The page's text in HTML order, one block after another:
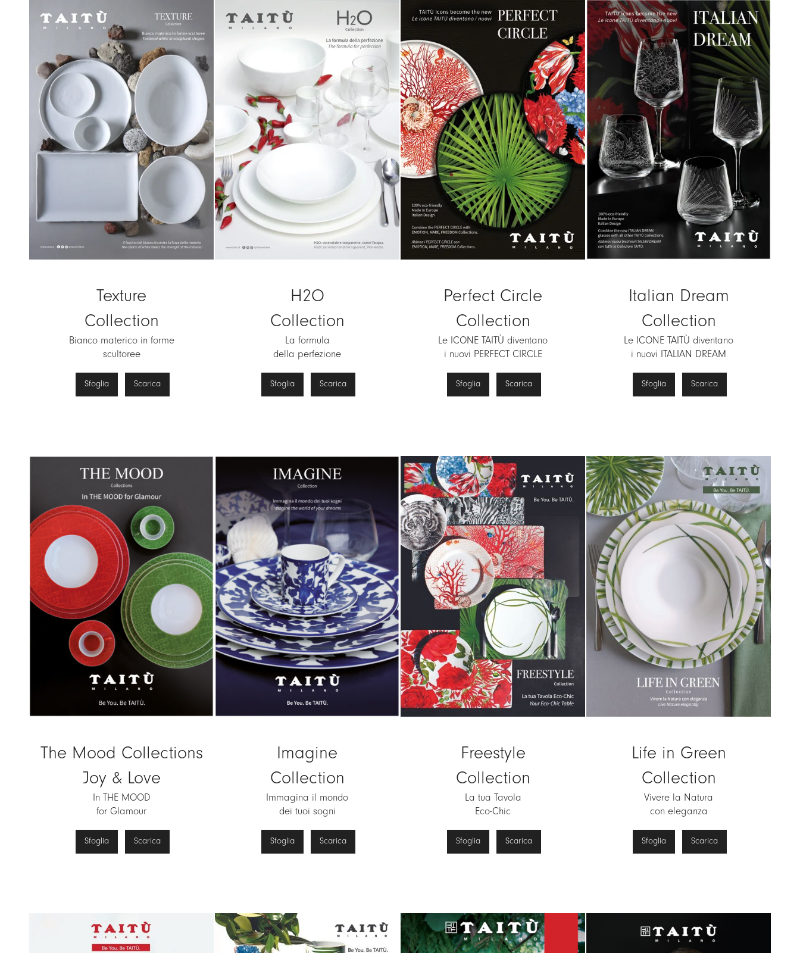
Texture
Collection
Bianco materico in forme
scultoree
Sfoglia Scarica
H2O
Collection
La formula
della perfezione
Sfoglia Scarica
Perfect Circle
Collection
Le ICONE TAITÙ diventano
i nuovi PERFECT CIRCLE
Sfoglia Scarica
Italian Dream
Collection
Le ICONE TAITÙ diventano
i nuovi ITALIAN DREAM
Sfoglia Scarica
The Mood Collections
Joy & Love
In THE MOOD
for Glamour
Sfoglia Scarica
Imagine
Collection
Immagina il mondo
dei tuoi sogni
Sfoglia Scarica
Freestyle
Collection
La tua Tavola
Eco-Chic
Sfoglia Scarica
Life in Green
Collection
Vivere la Natura
con eleganza
Sfoglia Scarica